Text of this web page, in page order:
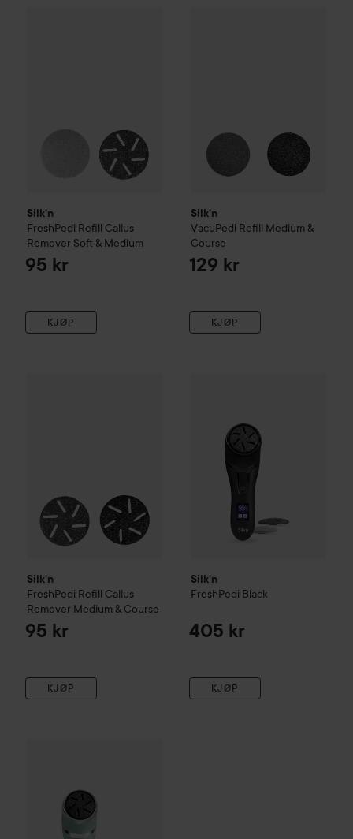
Silk'n
FreshPedi Refill Callus
Remover Soft & Medium
95 kr
KJØP
Silk'n
VacuPedi Refill Medium &
Course
129 kr
KJØP
Silk'n
FreshPedi Refill Callus
Remover Medium & Course
95 kr
KJØP
Silk'n
FreshPedi Black
405 kr
KJØP